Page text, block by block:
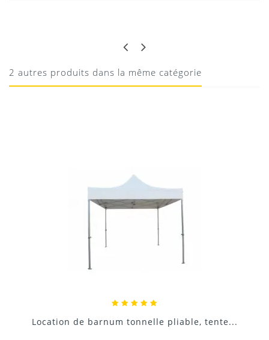
2 autres produits dans la même catégorie